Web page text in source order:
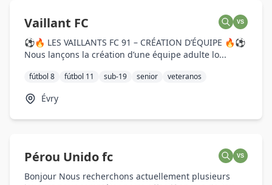
Vaillant FC VS
⚽🔥 LES VAILLANTS FC 91 – CRÉATION D’ÉQUIPE 🔥⚽
Nous lançons la création d’une équipe adulte lo...
fútbol 8 fútbol 11 sub-19 senior veteranos
Évry
Pérou Unido fc VS
Bonjour Nous recherchons actuellement plusieurs